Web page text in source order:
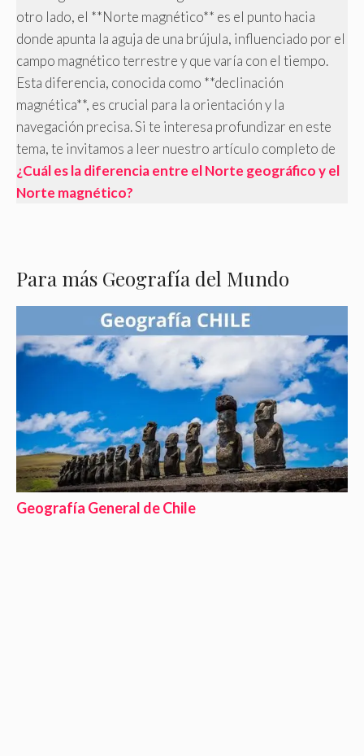
otro lado, el **Norte magnético** es el punto hacia
donde apunta la aguja de una brújula, influenciado por el
campo magnético terrestre y que varía con el tiempo.
Esta diferencia, conocida como **declinación
magnética**, es crucial para la orientación y la
navegación precisa. Si te interesa profundizar en este
tema, te invitamos a leer nuestro artículo completo de
¿Cuál es la diferencia entre el Norte geográfico y el
Norte magnético?
Para más Geografía del Mundo
Geografía General de Chile